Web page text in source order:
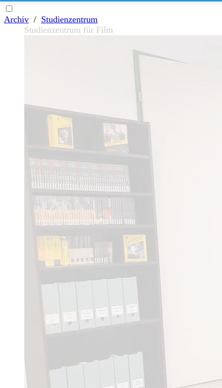
Archiv / Studienzentrum
Studienzentrum für Film